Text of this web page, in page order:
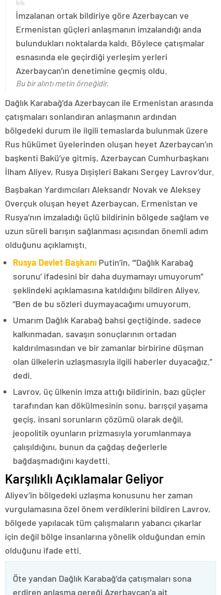
İmzalanan ortak bildiriye göre Azerbaycan ve
Ermenistan güçleri anlaşmanın imzalandığı anda
bulundukları noktalarda kaldı. Böylece çatışmalar
esnasında ele geçirdiği yerleşim yerleri
Azerbaycan’ın denetimine geçmiş oldu.
Bu bir alıntı metin örneğidir.
Dağlık Karabağ’da Azerbaycan ile Ermenistan arasında
çatışmaları sonlandıran anlaşmanın ardından
bölgedeki durum ile ilgili temaslarda bulunmak üzere
Rus hükümet üyelerinden oluşan heyet Azerbaycan’ın
başkenti Bakü’ye gitmiş, Azerbaycan Cumhurbaşkanı
İlham Aliyev, Rusya Dışişleri Bakanı Sergey Lavrov’dur.
Başbakan Yardımcıları Aleksandr Novak ve Aleksey
Overçuk oluşan heyet Azerbaycan, Ermenistan ve
Rusya’nın imzaladığı üçlü bildirinin bölgede sağlam ve
uzun süreli barışın sağlanması açısından önemli adım
olduğunu açıklamıştı.
Rusya Devlet Başkanı Putin’in, “‘Dağlık Karabağ
sorunu’ ifadesini bir daha duymamayı umuyorum”
şeklindeki açıklamasına katıldığını bildiren Aliyev,
“Ben de bu sözleri duymayacağımı umuyorum.
Umarım Dağlık Karabağ bahsi geçtiğinde, sadece
kalkınmadan, savaşın sonuçlarının ortadan
kaldırılmasından ve bir zamanlar birbirine düşman
olan ülkelerin uzlaşmasıyla ilgili haberler duyacağız.”
dedi.
Lavrov, üç ülkenin imza attığı bildirinin, bazı güçler
tarafından kan dökülmesinin sonu, barışçıl yaşama
geçiş, insani sorunların çözümü olarak değil,
jeopolitik oyunların prizmasıyla yorumlanmaya
çalışıldığını, bunun da çağdaş değerlerle
bağdaşmadığını kaydetti.
Karşılıklı Açıklamalar Geliyor
Aliyev’in bölgedeki uzlaşma konusunu her zaman
vurgulamasına özel önem verdiklerini bildiren Lavrov,
bölgede yapılacak tüm çalışmaların yabancı çıkarlar
için değil bölge insanlarına yönelik olduğundan emin
olduğunu ifade etti.
Öte yandan Dağlık Karabağ’da çatışmaları sona
erdiren anlaşma gereği Azerbaycan’a ait